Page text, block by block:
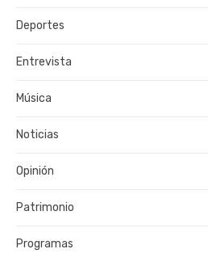
Deportes
Entrevista
Música
Noticias
Opinión
Patrimonio
Programas